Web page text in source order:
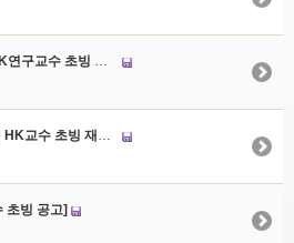
(수정)인문한국(HK)지원사업 HK연구교수 초빙 공고
(재공고) 인문한국(HK)지원사업 HK교수 초빙 재공고 안내
초빙 공고]